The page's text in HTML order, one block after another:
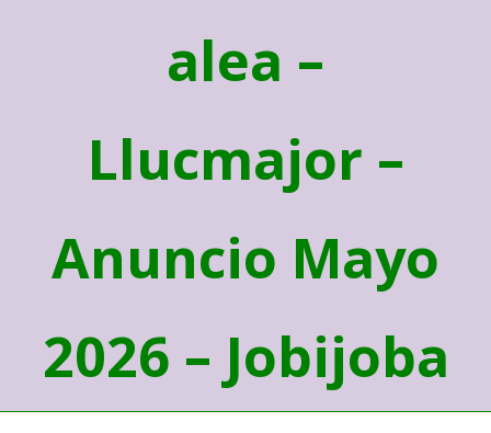
alea –
Llucmajor –
Anuncio Mayo
2026 – Jobijoba